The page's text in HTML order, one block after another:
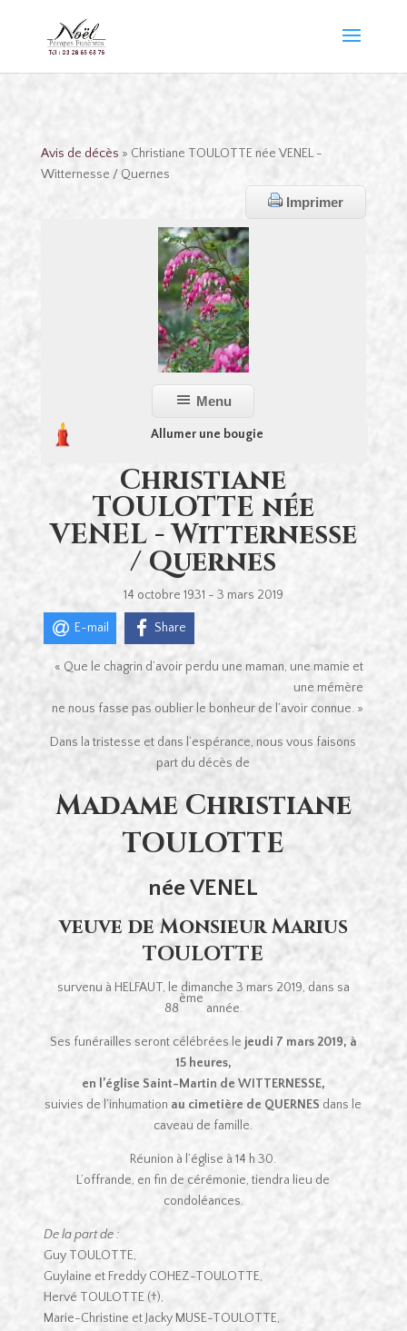
Avis de décès » Christiane TOULOTTE née VENEL -
Witternesse / Quernes
Imprimer
Menu
Allumer une bougie
Christiane
TOULOTTE née
VENEL - Witternesse
/ Quernes
14 octobre 1931 - 3 mars 2019
E-mail Share
« Que le chagrin d’avoir perdu une maman, une mamie et
une mémère
ne nous fasse pas oublier le bonheur de l’avoir connue. »
Dans la tristesse et dans l’espérance, nous vous faisons
part du décès de
Madame Christiane
TOULOTTE
née VENEL
veuve de Monsieur Marius
TOULOTTE
survenu à HELFAUT, le dimanche 3 mars 2019, dans sa
88
ème
année.
Ses funérailles seront célébrées le jeudi 7 mars 2019, à
15 heures,
en l’église Saint-Martin de WITTERNESSE,
suivies de l’inhumation au cimetière de QUERNES dans le
caveau de famille.
Réunion à l’église à 14 h 30.
L’offrande, en fin de cérémonie, tiendra lieu de
condoléances.
De la part de :
Guy TOULOTTE,
Guylaine et Freddy COHEZ-TOULOTTE,
Hervé TOULOTTE (†),
Marie-Christine et Jacky MUSE-TOULOTTE,